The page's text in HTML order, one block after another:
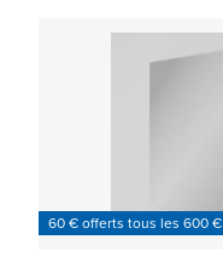
60 € offerts tous les 600 €